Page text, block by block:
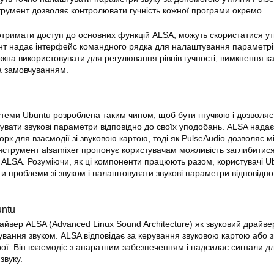
дозволяє контролювати гучність кожної програми окремо.
доступ до основних функцій ALSA, можуть скористатися
надає інтерфейс командного рядка для налаштування
використовувати для регулювання рівнів гучності, вимкнення
замовчуванням.
Ubuntu розроблена таким чином, щоб бути гнучкою і дозволяє
звукові параметри відповідно до своїх уподобань. ALSA надає
для взаємодії зі звуковою картою, тоді як PulseAudio дозволяє
alsamixer пропонує користувачам можливість
ALSA. Розуміючи, як ці компоненти працюють разом, користувачі
проблеми зі звуком і налаштовувати звукові параметри
ALSA (Advanced Linux Sound Architecture) як звуковий
звуком. ALSA відповідає за керування звуковою картою або
Він взаємодіє з апаратним забезпеченням і надсилає сигнали